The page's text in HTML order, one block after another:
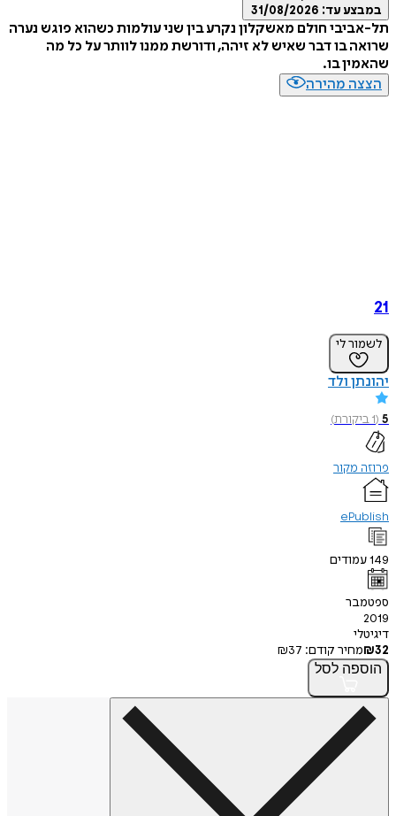
במבצע עד: 31/08/2026
תל-אביבי חולם מאשקלון נקרע בין שני עולמות כשהוא פוגש נערה
שרואה בו דבר שאיש לא זיהה, ודורשת ממנו לוותר על כל מה
שהאמין בו.
הצצה מהירה
21
לשמור לי
יהונתן ולד
5
(
1ביקורת)
פרוזה מקור
ePublish
149עמודים
ספטמבר
2019
דיגיטלי
₪32 מחיר קודם: ₪37
הוספה לסל